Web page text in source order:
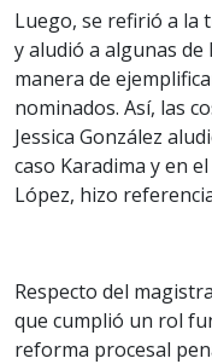
Luego, se refirió a la
y aludió a algunas de
manera de
nominados. Así, las
Jessica González
caso Karadima y en
López, hizo
Respecto del
que cumplió un rol
reforma procesal